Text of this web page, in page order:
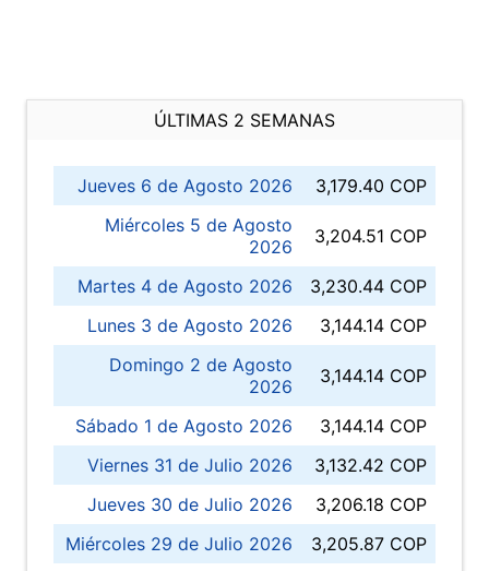
ÚLTIMAS 2 SEMANAS
Jueves 6 de Agosto 2026
3,179.40 COP
Miércoles 5 de Agosto
2026
3,204.51 COP
Martes 4 de Agosto 2026
3,230.44 COP
Lunes 3 de Agosto 2026
3,144.14 COP
Domingo 2 de Agosto
2026
3,144.14 COP
Sábado 1 de Agosto 2026
3,144.14 COP
Viernes 31 de Julio 2026
3,132.42 COP
Jueves 30 de Julio 2026
3,206.18 COP
Miércoles 29 de Julio 2026
3,205.87 COP